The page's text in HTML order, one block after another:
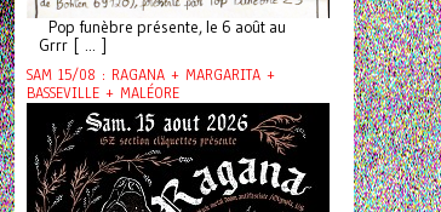
Pop funèbre présente, le 6 août au
Grrr [ ... ]
SAM 15/08 : RAGANA + MARGARITA +
BASSEVILLE + MALÉORE